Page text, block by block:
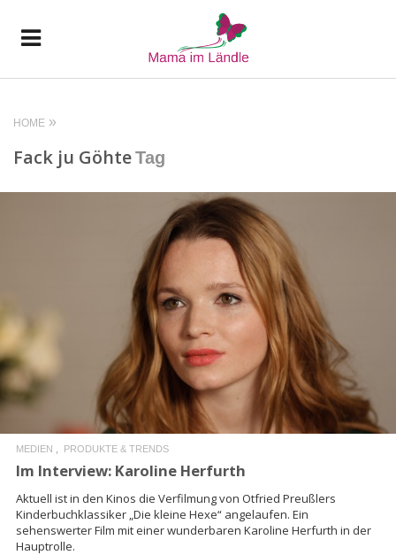
HOME
Fack ju GöhteTag
READ MORE
MEDIEN PRODUKTE & TRENDS
Im Interview: Karoline Herfurth
Aktuell ist in den Kinos die Verfilmung von Otfried Preußlers
Kinderbuchklassiker „Die kleine Hexe“ angelaufen. Ein
sehenswerter Film mit einer wunderbaren Karoline Herfurth in der
Hauptrolle.